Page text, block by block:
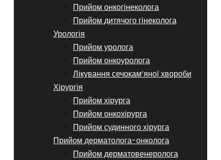
Прийом онкогінеколога
Прийом дитячого гінеколога
Урологія
Прийом уролога
Прийом онкоуролога
Лікування сечокам’яної хвороби
Хірургія
Прийом хірурга
Прийом онкохірурга
Прийом судинного хірурга
Прийом дерматолога-онколога
Прийом дерматовенеролога